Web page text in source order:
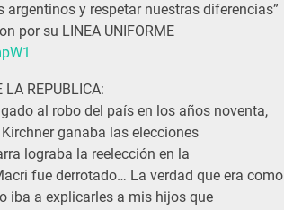
argentinos y respetar nuestras diferencias”
por su LINEA UNIFORME
REPUBLICA:
al robo del país en los años noventa,
ganaba las elecciones
lograba la reelección en la
fue derrotado… La verdad que era como
iba a explicarles a mis hijos que